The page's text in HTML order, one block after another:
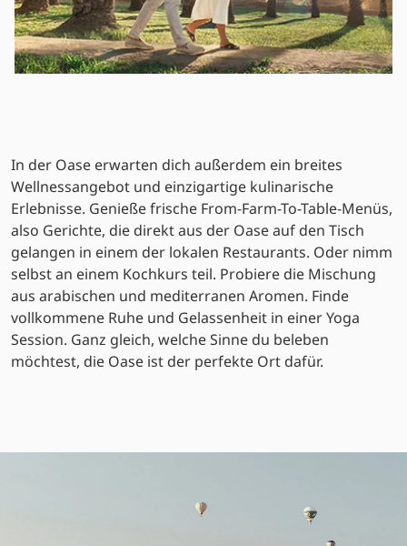
In der Oase erwarten dich außerdem ein breites
Wellnessangebot und einzigartige kulinarische
Erlebnisse. Genieße frische From-Farm-To-Table-Menüs,
also Gerichte, die direkt aus der Oase auf den Tisch
gelangen in einem der lokalen Restaurants. Oder nimm
selbst an einem Kochkurs teil. Probiere die Mischung
aus arabischen und mediterranen Aromen. Finde
vollkommene Ruhe und Gelassenheit in einer Yoga
Session. Ganz gleich, welche Sinne du beleben
möchtest, die Oase ist der perfekte Ort dafür.